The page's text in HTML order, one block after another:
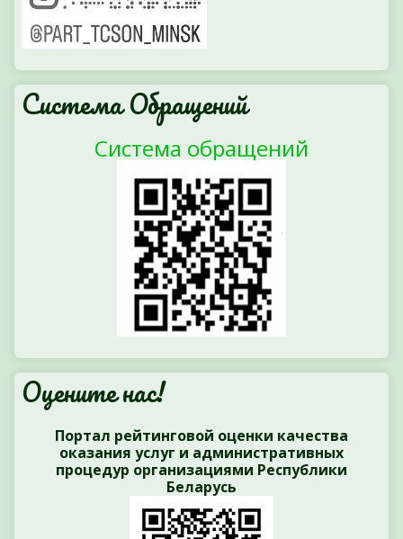
Система Обращений
Система обращений
Оцените нас!
Портал рейтинговой оценки качества
оказания услуг и административных
процедур организациями Республики
Беларусь